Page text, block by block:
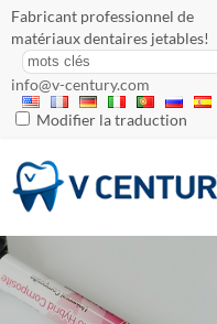
Fabricant professionnel de
matériaux dentaires jetables!
info@v-century.com
Modifier la traduction